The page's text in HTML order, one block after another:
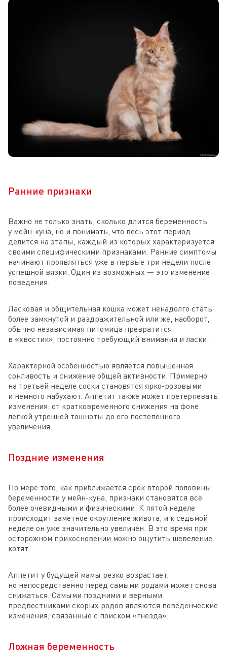
Ранние признаки
Важно не только знать, сколько длится беременность
у мейн-куна, но и понимать, что весь этот период
делится на этапы, каждый из которых характеризуется
своими специфическими признаками. Ранние симптомы
начинают проявляться уже в первые три недели после
успешной вязки. Один из возможных — это изменение
поведения.
Ласковая и общительная кошка может ненадолго стать
более замкнутой и раздражительной или же, наоборот,
обычно независимая питомица превратится
в «хвостик», постоянно требующий внимания и ласки.
Характерной особенностью является повышенная
сонливость и снижение общей активности. Примерно
на третьей неделе соски становятся ярко-розовыми
и немного набухают. Аппетит также может претерпевать
изменения: от кратковременного снижения на фоне
легкой утренней тошноты до его постепенного
увеличения.
Поздние изменения
По мере того, как приближается срок второй половины
беременности у мейн-куна, признаки становятся все
более очевидными и физическими. К пятой неделе
происходит заметное округление живота, и к седьмой
неделе он уже значительно увеличен. В это время при
осторожном прикосновении можно ощутить шевеление
котят.
Аппетит у будущей мамы резко возрастает,
но непосредственно перед самыми родами может снова
снижаться. Самыми поздними и верными
предвестниками скорых родов являются поведенческие
изменения, связанные с поиском «гнезда».
Ложная беременность